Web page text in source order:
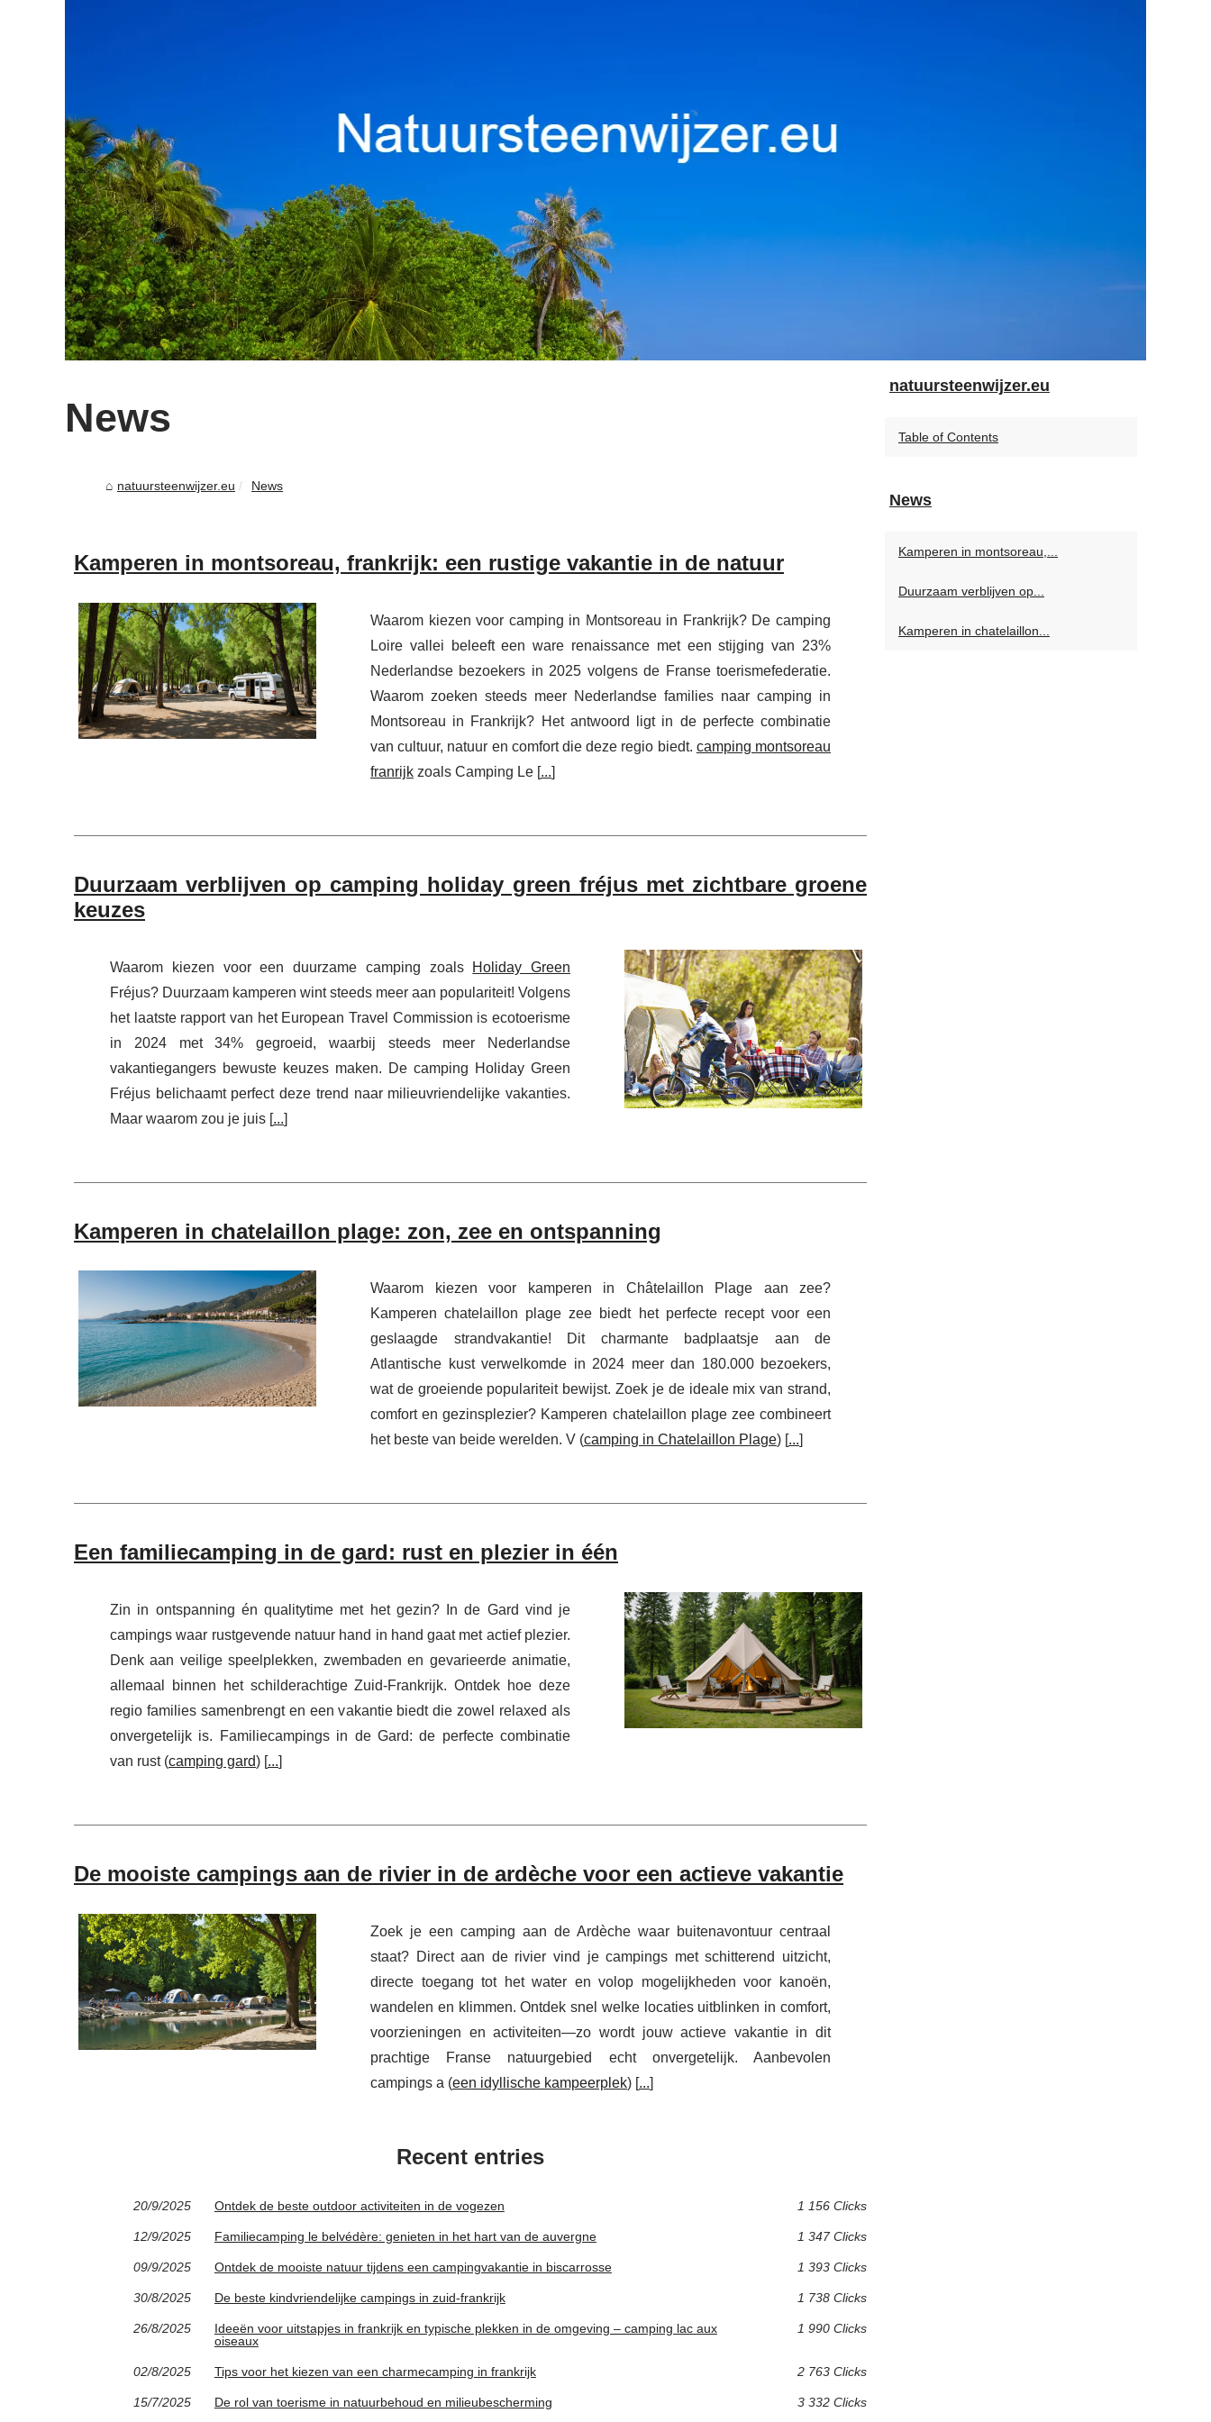
News
natuursteenwijzer.eu News
Kamperen in montsoreau, frankrijk: een rustige vakantie in de natuur
Waarom kiezen voor camping in Montsoreau in Frankrijk? De camping
Loire vallei beleeft een ware renaissance met een stijging van 23%
Nederlandse bezoekers in 2025 volgens de Franse toerismefederatie.
Waarom zoeken steeds meer Nederlandse families naar camping in
Montsoreau in Frankrijk? Het antwoord ligt in de perfecte combinatie
van cultuur, natuur en comfort die deze regio biedt. camping montsoreau
franrijk zoals Camping Le [...]
Duurzaam verblijven op camping holiday green fréjus met zichtbare groene
keuzes
Waarom kiezen voor een duurzame camping zoals
Holiday Green
Fréjus? Duurzaam kamperen wint steeds meer aan populariteit! Volgens
het laatste rapport van het European Travel Commission is ecotoerisme
in 2024 met 34% gegroeid, waarbij steeds meer Nederlandse
vakantiegangers bewuste keuzes maken. De camping Holiday Green
Fréjus belichaamt perfect deze trend naar milieuvriendelijke vakanties.
Maar waarom zou je juis [...]
Kamperen in chatelaillon plage: zon, zee en ontspanning
Waarom kiezen voor kamperen in Châtelaillon Plage aan zee?
Kamperen chatelaillon plage zee biedt het perfecte recept voor een
geslaagde strandvakantie! Dit charmante badplaatsje aan de
Atlantische kust verwelkomde in 2024 meer dan 180.000 bezoekers,
wat de groeiende populariteit bewijst. Zoek je de ideale mix van strand,
comfort en gezinsplezier? Kamperen chatelaillon plage zee combineert
het beste van beide werelden. V (camping in Chatelaillon Plage) [...]
Een familiecamping in de gard: rust en plezier in één
Zin in ontspanning én qualitytime met het gezin? In de Gard vind je
campings waar rustgevende natuur hand in hand gaat met actief plezier.
Denk aan veilige speelplekken, zwembaden en gevarieerde animatie,
allemaal binnen het schilderachtige Zuid-Frankrijk. Ontdek hoe deze
regio families samenbrengt en een vakantie biedt die zowel relaxed als
onvergetelijk is. Familiecampings in de Gard: de perfecte combinatie
van rust (camping gard) [...]
De mooiste campings aan de rivier in de ardèche voor een actieve vakantie
Zoek je een camping aan de Ardèche waar buitenavontuur centraal
staat? Direct aan de rivier vind je campings met schitterend uitzicht,
directe toegang tot het water en volop mogelijkheden voor kanoën,
wandelen en klimmen. Ontdek snel welke locaties uitblinken in comfort,
voorzieningen en activiteiten—zo wordt jouw actieve vakantie in dit
prachtige Franse natuurgebied echt onvergetelijk. Aanbevolen
campings a (een idyllische kampeerplek) [...]
Recent entries
20/9/2025 Ontdek de beste outdoor activiteiten in de vogezen 1 156 Clicks
12/9/2025 Familiecamping le belvédère: genieten in het hart van de auvergne 1 347 Clicks
09/9/2025 Ontdek de mooiste natuur tijdens een campingvakantie in biscarrosse 1 393 Clicks
30/8/2025 De beste kindvriendelijke campings in zuid-frankrijk 1 738 Clicks
26/8/2025
Ideeën voor uitstapjes in frankrijk en typische plekken in de omgeving – camping lac aux
oiseaux
1 990 Clicks
02/8/2025 Tips voor het kiezen van een charmecamping in frankrijk 2 763 Clicks
15/7/2025 De rol van toerisme in natuurbehoud en milieubescherming 3 332 Clicks
natuursteenwijzer.eu
Table of Contents
News
Kamperen in montsoreau,...
Duurzaam verblijven op...
Kamperen in chatelaillon...